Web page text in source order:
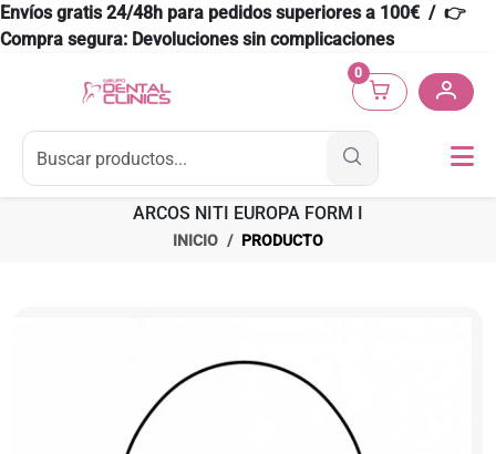
Envíos gratis 24/48h para pedidos superiores a 100€ / 👉
Compra segura: Devoluciones sin complicaciones
0
ARCOS NITI EUROPA FORM I
INICIO PRODUCTO